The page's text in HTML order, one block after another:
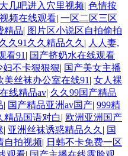
几吧进入穴里视频| 色情按
频在线观看| 一区二区三区
精品| 图片区小说区自拍偷拍
久久91久久精品久久 | 人人妻,
看91 | 国产挤奶水在线观看
妇不卡狠狠狠| 国产美女主播
美丝袜办公室在线91 | 女人裸
线精品av| 久久99国产精品
| 国产精品亚洲av国产| 999精
精品国语对白| 欧洲亚洲国产
| 亚洲丝袜诱惑精品久久 | 国
自拍视频| 日韩不卡免费一区